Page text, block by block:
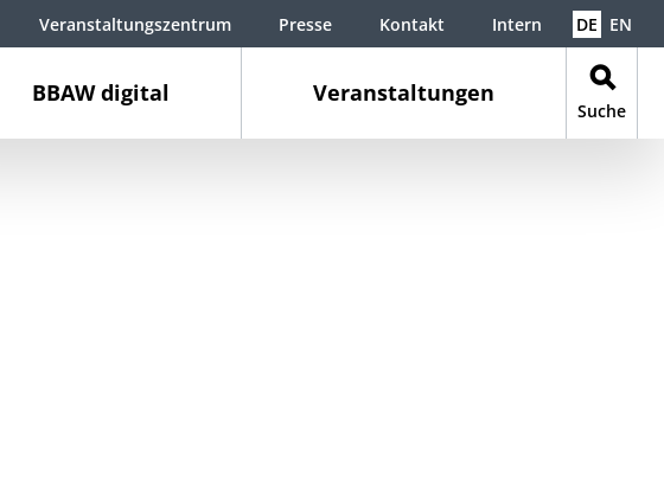
BBAW digital Veranstaltungen
Suche
Veranstaltungszentrum Presse Kontakt Intern DE EN